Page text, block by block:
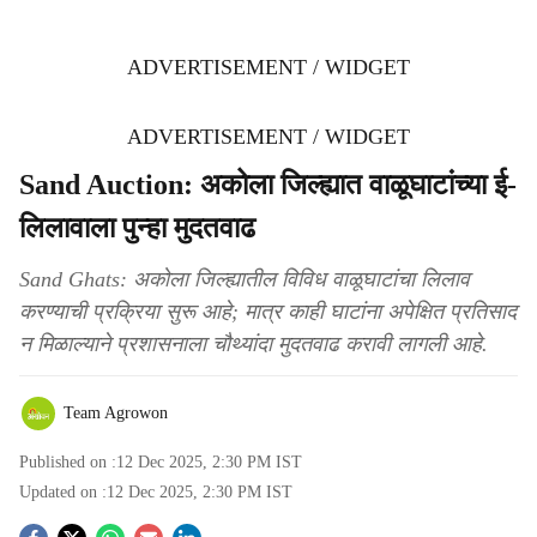
ADVERTISEMENT / WIDGET
ADVERTISEMENT / WIDGET
Sand Auction: अकोला जिल्ह्यात वाळूघाटांच्या ई-
लिलावाला पुन्हा मुदतवाढ
Sand Ghats: अकोला जिल्ह्यातील विविध वाळूघाटांचा लिलाव
करण्याची प्रक्रिया सुरू आहे; मात्र काही घाटांना अपेक्षित प्रतिसाद
न मिळाल्याने प्रशासनाला चौथ्यांदा मुदतवाढ करावी लागली आहे.
Team Agrowon
Published on :12 Dec 2025, 2:30 PM IST
Updated on :12 Dec 2025, 2:30 PM IST